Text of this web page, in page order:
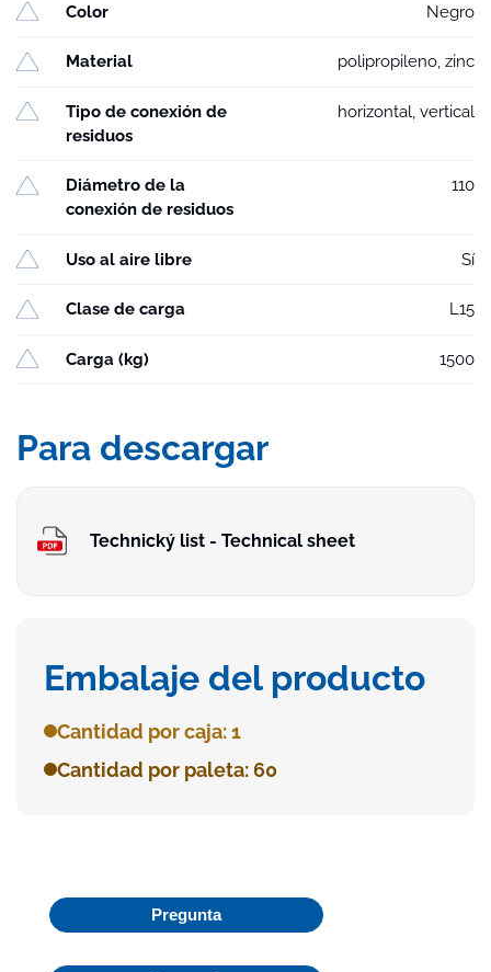
Color Negro
Material polipropileno, zinc
Tipo de conexión de
residuos
horizontal, vertical
Diámetro de la
conexión de residuos
110
Uso al aire libre Sí
Clase de carga L15
Carga (kg) 1500
Para descargar
Technický list - Technical sheet
Embalaje del producto
Cantidad por caja: 1
Cantidad por paleta: 60
Pregunta